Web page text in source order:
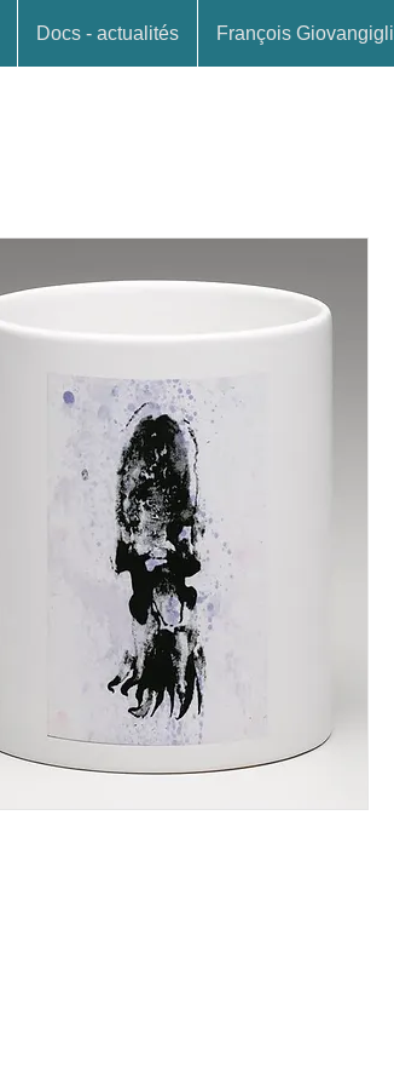
Docs - actualités François Giovangigli